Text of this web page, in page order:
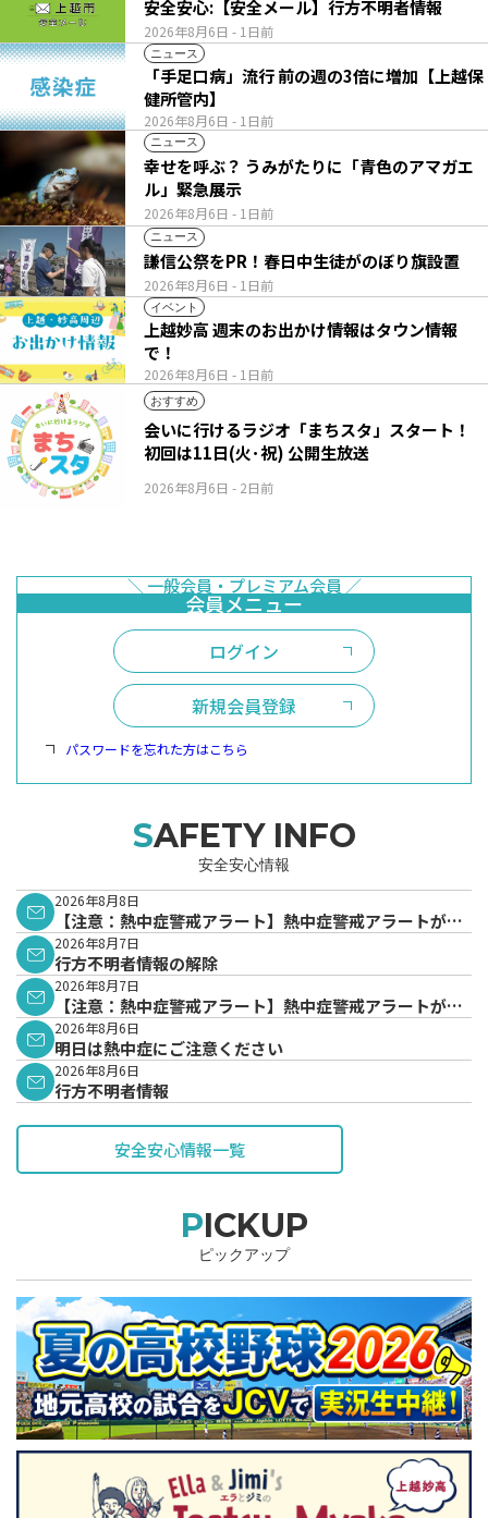
2026年8月6日 - 1日前
安全安心:【安全メール】行方不明者情報
ニュース
2026年8月6日 - 1日前
「手足口病」流行 前の週の3倍に増加【上越保
健所管内】
ニュース
2026年8月6日 - 1日前
幸せを呼ぶ？ うみがたりに「青色のアマガエ
ル」緊急展示
ニュース
2026年8月6日 - 1日前
謙信公祭をPR！春日中生徒がのぼり旗設置
イベント
2026年8月6日 - 1日前
上越妙高 週末のお出かけ情報はタウン情報
で！
おすすめ
2026年8月6日 - 2日前
会いに行けるラジオ「まちスタ」スタート！
初回は11日(火･祝) 公開生放送
ログイン
新規会員登録
パスワードを忘れた方はこちら
SAFETY INFO
安全安心情報
2026年8月8日
【注意：熱中症警戒アラート】熱中症警戒アラートが発
表されています。
2026年8月7日
行方不明者情報の解除
2026年8月7日
【注意：熱中症警戒アラート】熱中症警戒アラートが発
表されています。
2026年8月6日
明日は熱中症にご注意ください
2026年8月6日
行方不明者情報
安全安心情報一覧
PICKUP
ピックアップ